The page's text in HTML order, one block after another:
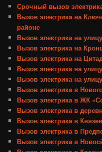
Срочный вызов
Вызов электрика на
районе
Вызов электрика на
Вызов электрика на
Вызов электрика на
Вызов электрика на
Вызов электрика на
Вызов электрика в
Вызов электрика в ЖК
Вызов электрика в
Вызов электрика в
Вызов электрика в
Вызов электрика в